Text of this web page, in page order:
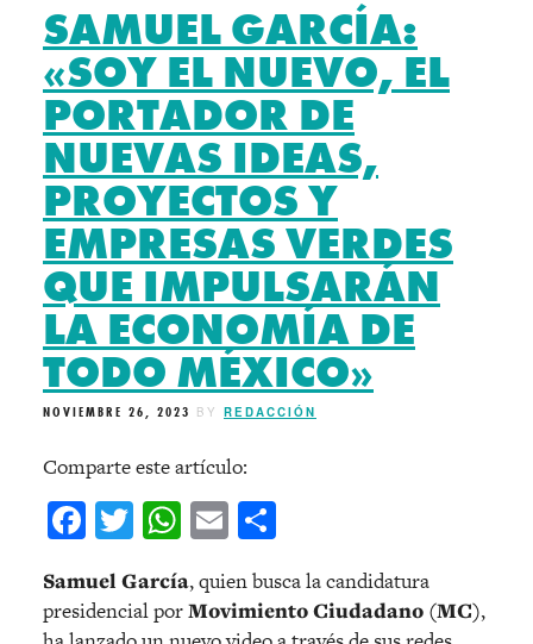
SAMUEL GARCÍA:
«SOY EL NUEVO, EL
PORTADOR DE
NUEVAS IDEAS,
PROYECTOS Y
EMPRESAS VERDES
QUE IMPULSARÁN
LA ECONOMÍA DE
TODO MÉXICO»
NOVIEMBRE 26, 2023 BY REDACCIÓN
Comparte este artículo:
Facebook
Twitter
WhatsApp
Email
Samuel García, quien busca la candidatura
presidencial porMovimiento Ciudadano (MC),